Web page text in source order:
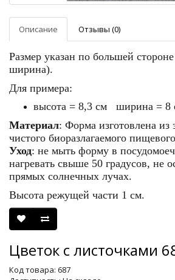
Описание Отзывы (0)
Размер указан по большей
ширина).
Для примера:
высота = 8,3 см ширина = 8
Материал: Форма изготовлена из
чистого биоразлагаемого
Уход: не мыть форму в
нагревать свыше 50 градусов, не
прямых солнечных лучах.
Высота режущей части 1 см.
Цветок с листочками
Код товара: 687